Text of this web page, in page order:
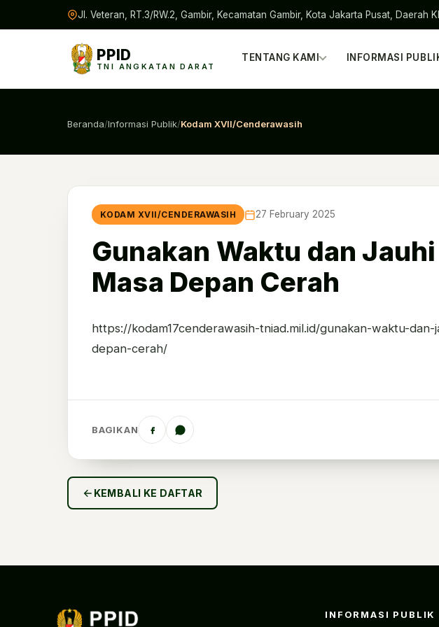
Jl. Veteran, RT.3/RW.2, Gambir, Kecamatan Gambir, Kota Jakarta Pusat, Daerah
PPID
TNI ANGKATAN DARAT
TENTANG KAMI INFORMASI
Beranda/Informasi Publik/Kodam XVII/Cenderawasih
KODAM XVII/CENDERAWASIH 27 February 2025
Gunakan Waktu dan
Masa Depan Cerah
https://kodam17cenderawasih-tniad.mil.id/gunakan-waktu-dan-
depan-cerah/
BAGIKAN
KEMBALI KE DAFTAR
INFORMASI PUBLIK